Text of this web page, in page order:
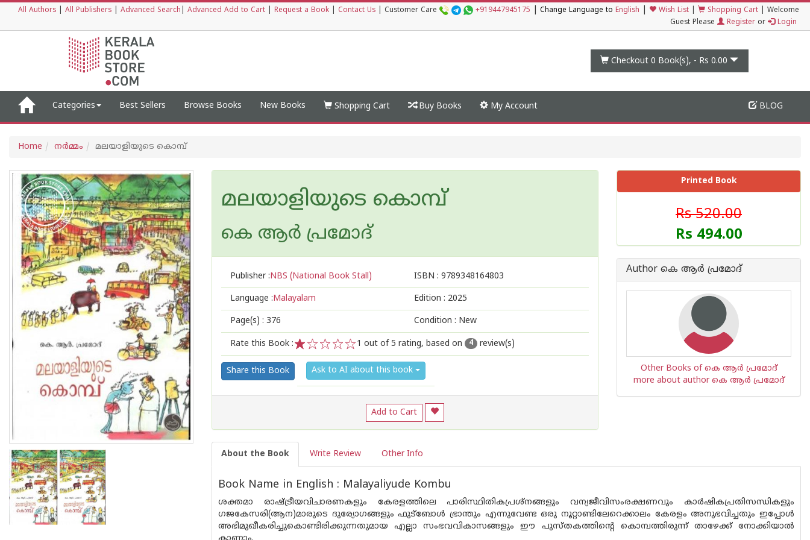
All Authors All Publishers Advanced Search Advanced Add to Cart Request a Book Contact Us Customer Care +919447945175 Change Language to English Wish List Shopping Cart
Welcome
Guest Please
Register or Login
Checkout 0 Book(s), - Rs 0.00
Categories Best Sellers Browse Books New Books Shopping Cart Buy Books My Account BLOG
Home നര്‍മ്മം മലയാളിയുടെ കൊമ്പ്
മലയാളിയുടെ കൊമ്പ്
കെ ആർ പ്രമോദ്
Publisher :NBS (National Book Stall) ISBN : 9789348164803
Language :Malayalam Edition : 2025
Page(s) : 376 Condition : New
Rate this Book :
5
4
3
2
1
1 out of 5 rating, based on 4 review(s)
Share this Book Ask to AI about this book
Add to Cart
Printed Book
Rs 520.00
Rs 494.00
Author കെ ആർ പ്രമോദ്
Other Books of കെ ആർ പ്രമോദ്
more about author കെ ആർ പ്രമോദ്
About the Book Write Review Other Info
Book Name in English : Malayaliyude Kombu
ശക്തമാ രാഷ്ട്രീയവിചാരണകളും കേരളത്തിലെ പാരിസ്ഥിതികപ്രശ്നങ്ങളും വന്യജീവിസംരക്ഷണവും കാര്‍ഷികപ്രതിസന്ധികളും
ഗജകേസരി(ആന)മാരുടെ ദുര്യോഗങ്ങളും ഫുട്ബോള്‍ ഭ്രാന്തും എന്നുവേണ്ട ഒരു നൂറ്റാണ്ടിലേറെക്കാലം കേരളം അനുഭവിച്ചതും ഇപ്പോള്‍
അഭിമുഖീകരിച്ചുകൊണ്ടിരിക്കുന്നതുമായ എല്ലാ സംഭവവികാസങ്ങളും ഈ പുസ്തകത്തിന്‍റെ കൊമ്പത്തിരുന്ന് താഴേക്ക് നോക്കിയാല്‍